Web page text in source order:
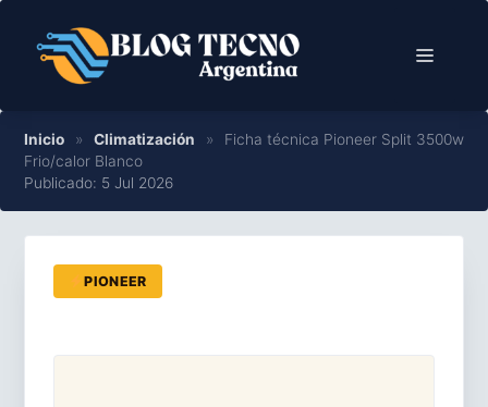
contenido
Menú
Inicio » Climatización »
Ficha técnica Pioneer Split 3500w
Frio/calor Blanco
Publicado: 5 Jul 2026
PIONEER